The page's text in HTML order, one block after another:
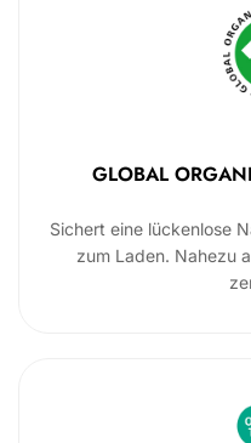
GLOBAL
Sichert eine lückenlose
zum Laden. Nahezu